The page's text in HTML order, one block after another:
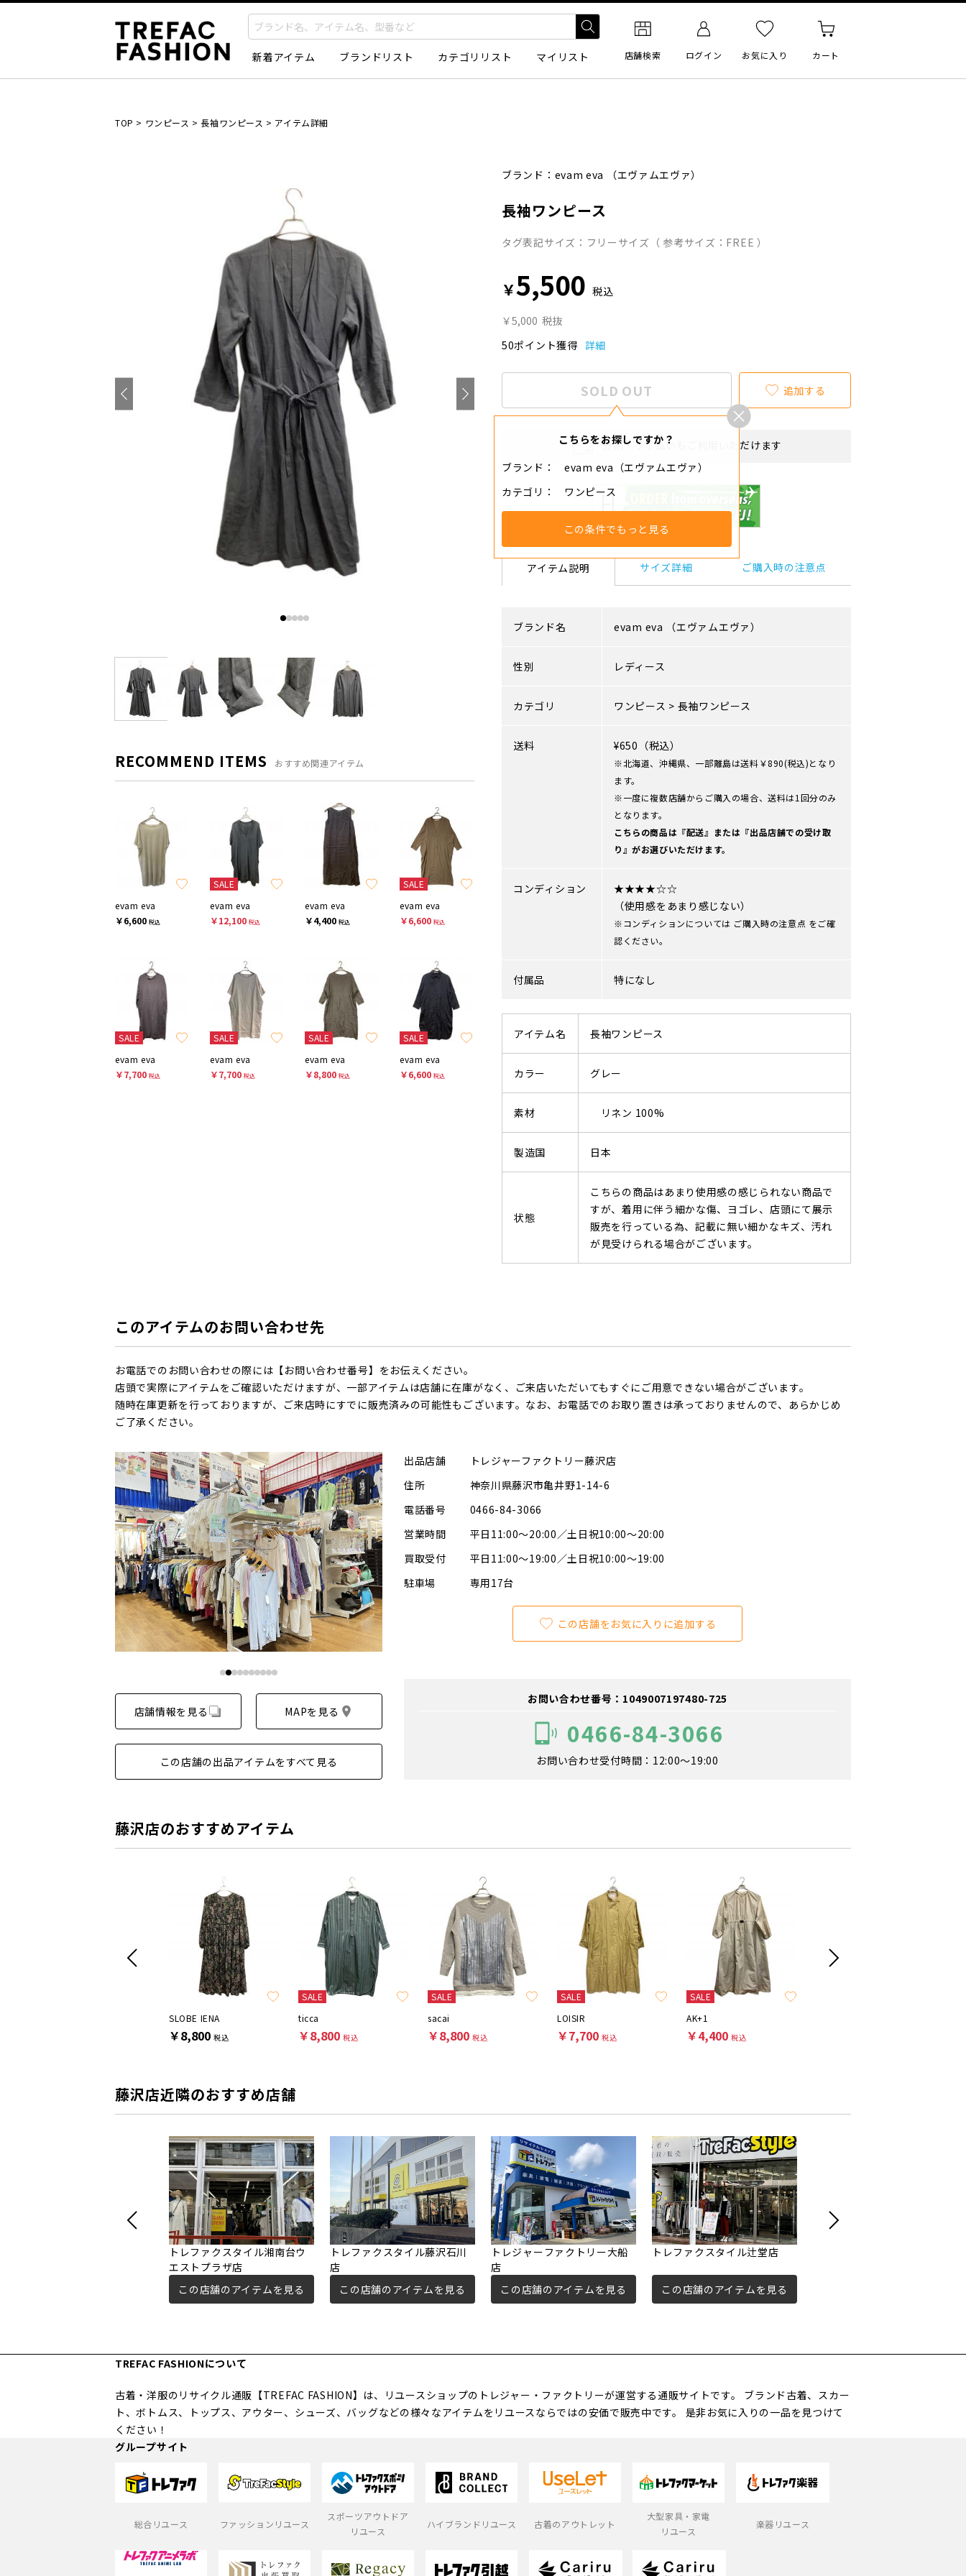
新着アイテム ブランドリスト カテゴリリスト マイリスト 店舗検索 ログイン お気に入り カート
TOP > ワンピース > 長袖ワンピース > アイテム詳細
RECOMMEND ITEMS おすすめ関連アイテム
evam eva
￥6,600 税込
SALE
evam eva
￥12,100 税込
evam eva
￥4,400 税込
SALE
evam eva
￥6,600 税込
SALE
evam eva
￥7,700 税込
SALE
evam eva
￥7,700 税込
SALE
evam eva
￥8,800 税込
SALE
evam eva
￥6,600 税込
ブランド： evam eva （エヴァムエヴァ）
長袖ワンピース
タグ表記サイズ：フリーサイズ（ 参考サイズ：FREE ）
￥5,500 税込
￥5,000 税抜
50ポイント獲得 詳細
SOLD OUT
こちらをお探しですか？
ブランド
evam eva（エヴァムエヴァ）
カテゴリ
ワンピース
この条件でもっと見る
追加する
分割・リボ払いもご利用いただけます
アイテム説明 サイズ詳細 ご購入時の注意点
ブランド名 evam eva （エヴァムエヴァ）
性別 レディース
カテゴリ ワンピース > 長袖ワンピース
送料 ¥650（税込）
※北海道、沖縄県、一部離島は送料￥890(税込)となり
ます。
※一度に複数店舗からご購入の場合、送料は1回分のみ
となります。
こちらの商品は『配送』または『出品店舗での受け取
り』がお選びいただけます。
コンディション
★★★★☆☆
（使用感をあまり感じない）
※コンディションについては ご購入時の注意点 をご確
認ください。
付属品 特になし
アイテム名 長袖ワンピース
カラー グレー
素材 リネン 100%
製造国 日本
状態
こちらの商品はあまり使用感の感じられない商品で
すが、着用に伴う細かな傷、ヨゴレ、店頭にて展示
販売を行っている為、記載に無い細かなキズ、汚れ
が見受けられる場合がございます。
このアイテムのお問い合わせ先
お電話でのお問い合わせの際には【お問い合わせ番号】をお伝えください。
店頭で実際にアイテムをご確認いただけますが、一部アイテムは店舗に在庫がなく、ご来店いただいてもすぐにご用意できない場合がございます。
随時在庫更新を行っておりますが、ご来店時にすでに販売済みの可能性もございます。なお、お電話でのお取り置きは承っておりませんので、あらかじめ
ご了承ください。
店舗情報を見る MAPを見る
この店舗の出品アイテムをすべて見る
出品店舗
トレジャーファクトリー藤沢店
住所
神奈川県藤沢市亀井野1-14-6
電話番号
0466-84-3066
営業時間
平日11:00～20:00／土日祝10:00～20:00
買取受付
平日11:00～19:00／土日祝10:00～19:00
駐車場
専用17台
この店舗をお気に入りに追加する
お問い合わせ番号：1049007197480-725
0466-84-3066
お問い合わせ受付時間：12:00～19:00
藤沢店のおすすめアイテム
SLOBE IENA
￥8,800 税込
SALE
ticca
￥8,800 税込
SALE
sacai
￥8,800 税込
SALE
LOISIR
￥7,700 税込
SALE
AK+1
￥4,400 税込
藤沢店近隣のおすすめ店舗
トレファクスタイル湘南台ウ
エストプラザ店
この店舗のアイテムを見る
トレファクスタイル藤沢石川
店
この店舗のアイテムを見る
トレジャーファクトリー大船
店
この店舗のアイテムを見る
トレファクスタイル辻堂店
この店舗のアイテムを見る
TREFAC FASHIONについて
古着・洋服のリサイクル通販【TREFAC FASHION】は、リユースショップのトレジャー・ファクトリーが運営する通販サイトです。 ブランド古着、スカー
ト、ボトムス、トップス、アウター、シューズ、バッグなどの様々なアイテムをリユースならではの安価で販売中です。 是非お気に入りの一品を見つけて
ください！
グループサイト
総合リユース ファッションリユース
スポーツアウトドア
リユース
ハイブランドリユース 古着のアウトレット
大型家具・家電
リユース
楽器リユース